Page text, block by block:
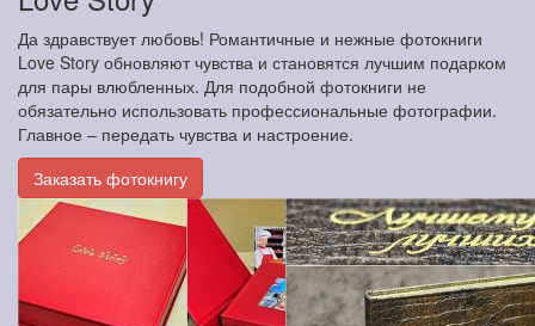
Да здравствует любовь! Романтичные и нежные фотокниги
Love Story обновляют чувства и становятся лучшим подарком
для пары влюбленных. Для подобной фотокниги не
обязательно использовать профессиональные фотографии.
Главное – передать чувства и настроение.
Заказать фотокнигу